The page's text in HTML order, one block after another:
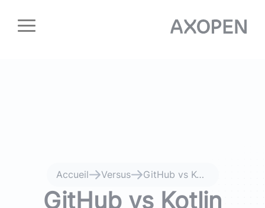
Accueil Versus GitHub vs Kotlin
GitHub vs Kotlin